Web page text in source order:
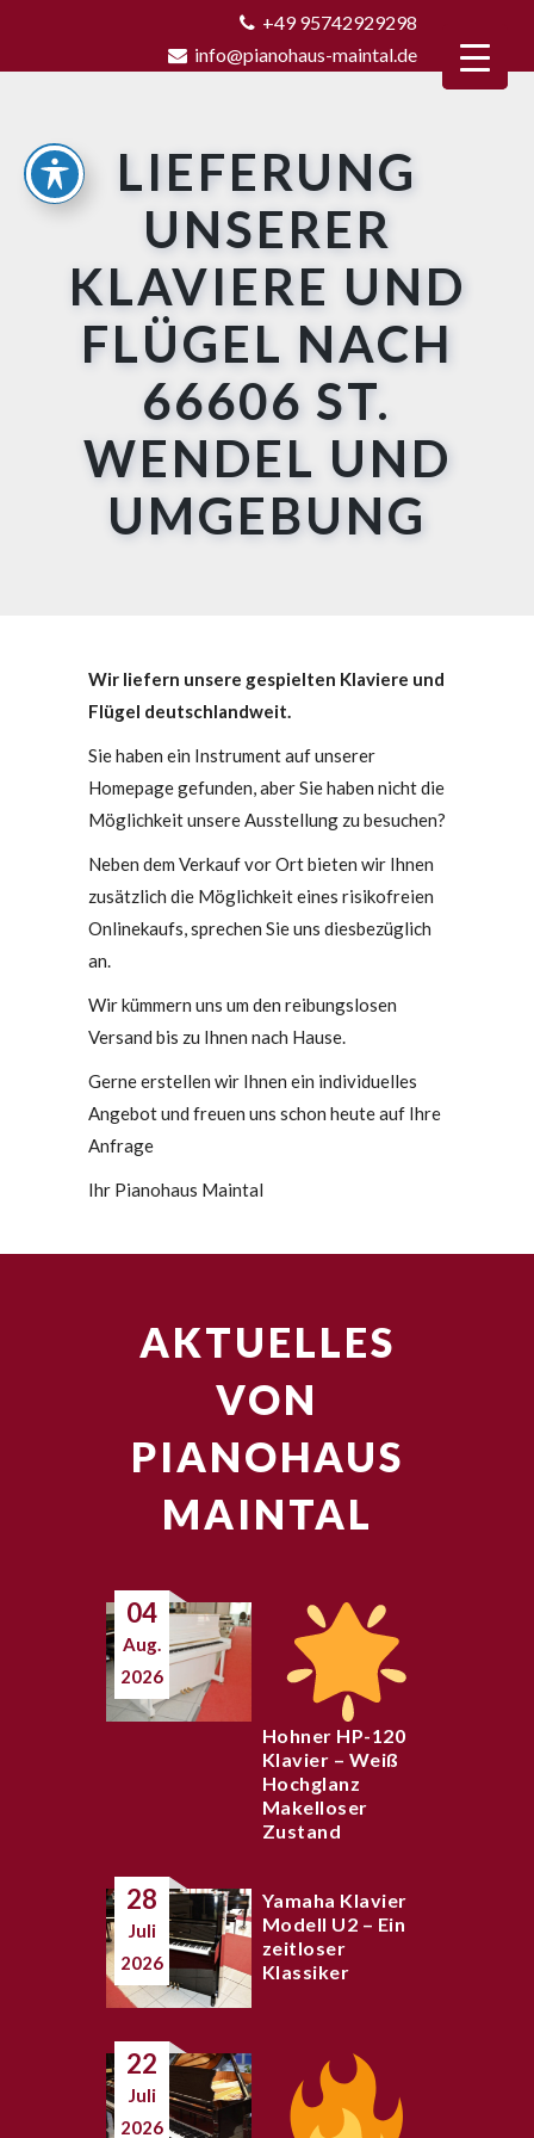
+49 95742929298
info@pianohaus-maintal.de
LIEFERUNG
UNSERER
KLAVIERE UND
FLÜGEL NACH
66606 ST.
WENDEL UND
UMGEBUNG
Wir liefern unsere gespielten Klaviere und
Flügel deutschlandweit.
Sie haben ein Instrument auf unserer
Homepage gefunden, aber Sie haben nicht die
Möglichkeit unsere Ausstellung zu besuchen?
Neben dem Verkauf vor Ort bieten wir Ihnen
zusätzlich die Möglichkeit eines risikofreien
Onlinekaufs, sprechen Sie uns diesbezüglich
an.
Wir kümmern uns um den reibungslosen
Versand bis zu Ihnen nach Hause.
Gerne erstellen wir Ihnen ein individuelles
Angebot und freuen uns schon heute auf Ihre
Anfrage
Ihr Pianohaus Maintal
AKTUELLES
VON
PIANOHAUS
MAINTAL
04
Aug.
2026
Hohner HP-120
Klavier – Weiß
Hochglanz
Makelloser
Zustand
28
Juli
2026
Yamaha Klavier
Modell U2 – Ein
zeitloser
Klassiker
22
Juli
2026